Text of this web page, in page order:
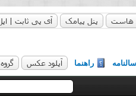
هاست پنل پیامک آی پی ثابت |
سالنامه راهنما آپلود عکس